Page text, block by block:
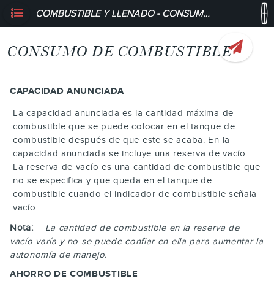
COMBUSTIBLE Y LLENADO - CONSUMO DE COMBUSTIBLE
CONSUMO DE COMBUSTIBLE
CAPACIDAD ANUNCIADA
La capacidad anunciada es la cantidad máxima de
combustible que se puede colocar en el tanque de
combustible después de que este se acaba. En la
capacidad anunciada se incluye una reserva de vacío.
La reserva de vacío es una cantidad de combustible que
no se especifica y que queda en el tanque de
combustible cuando el indicador de combustible señala
vacío.
Nota:
La cantidad de combustible en la reserva de
vacío varía y no se puede confiar en ella para aumentar la
autonomía de manejo.
AHORRO DE COMBUSTIBLE